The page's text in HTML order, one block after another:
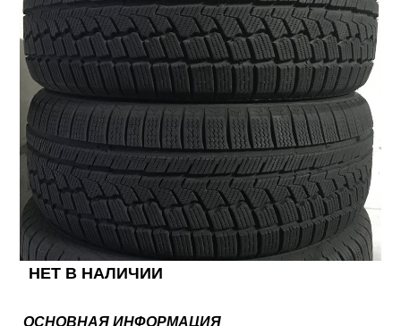
НЕТ В НАЛИЧИИ
ОСНОВНАЯ ИНФОРМАЦИЯ